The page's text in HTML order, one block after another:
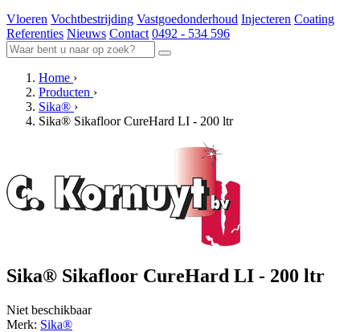
Vloeren Vochtbestrijding Vastgoedonderhoud Injecteren Coating
Referenties Nieuws Contact 0492 - 534 596
Home ›
Producten ›
Sika® ›
Sika® Sikafloor CureHard LI - 200 ltr
Sika® Sikafloor CureHard LI - 200 ltr
Niet beschikbaar
Merk: Sika®